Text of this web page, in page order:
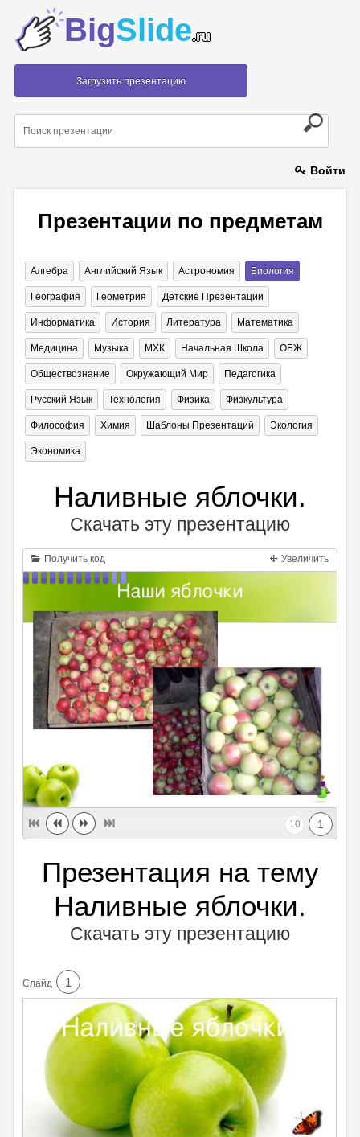
BigSlide.ru
Загрузить презентацию
Войти
Презентации по предметам
Алгебра Английский Язык Астрономия Биология
География Геометрия Детские Презентации
Информатика История Литература Математика
Медицина Музыка МХК Начальная Школа ОБЖ
Обществознание Окружающий Мир Педагогика
Русский Язык Технология Физика Физкультура
Философия Химия Шаблоны Презентаций Экология
Экономика
Наливные яблочки.
Скачать эту презентацию
Получить код Увеличить
1
10
Презентация на тему
Наливные яблочки.
Скачать эту презентацию
Cлайд 1